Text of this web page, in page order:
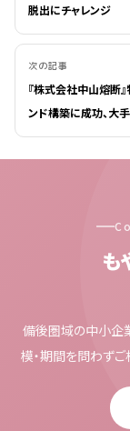
脱出にチャレンジ
次の記事
『株式会社中山熔断
ンド構築に成功、大
も
備後圏域の中小企
模・期間を問わずご